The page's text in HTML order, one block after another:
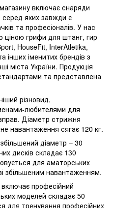
включає снаряди
серед яких завжди є
та професіоналів. У нас
грифи для штанг, гир
HouseFit, InterAtletika,
інших іменитих брендів з
міста України. Продукція
та представлена
різновид,
любителями для
Діаметр стрижня
навантаження сягає 120 кг.
діаметр – 30
дисків складає 130
для аматорських
збільшеним навантаженням.
включає професійний
моделей складає 50
для тренування професійних